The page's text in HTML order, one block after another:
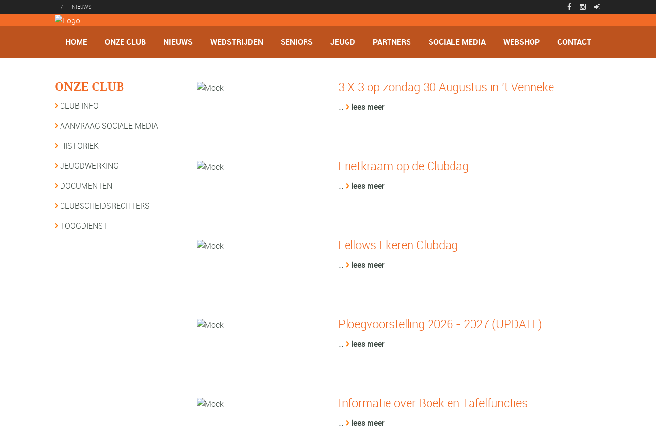
/ NIEUWS
HOME ONZE CLUB NIEUWS WEDSTRIJDEN SENIORS JEUGD PARTNERS SOCIALE MEDIA WEBSHOP CONTACT
3 X 3 op zondag 30 Augustus in 't Venneke
… lees meer
Frietkraam op de Clubdag
… lees meer
Fellows Ekeren Clubdag
… lees meer
Ploegvoorstelling 2026 - 2027 (UPDATE)
… lees meer
Informatie over Boek en Tafelfuncties
… lees meer
ONZE CLUB
CLUB INFO
AANVRAAG SOCIALE MEDIA
HISTORIEK
JEUGDWERKING
DOCUMENTEN
CLUBSCHEIDSRECHTERS
TOOGDIENST